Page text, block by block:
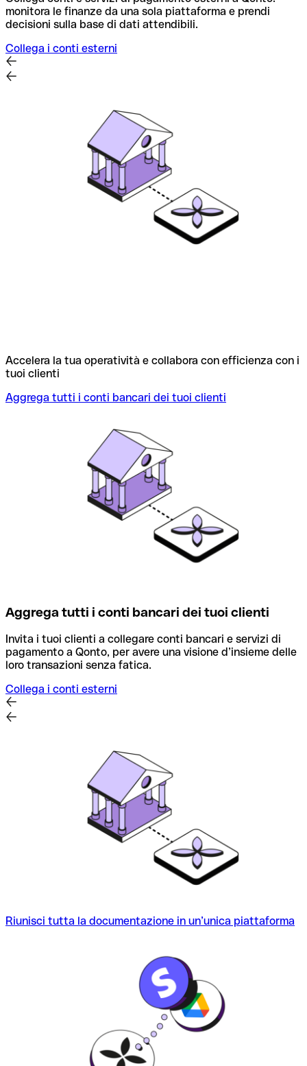
monitora le finanze da una sola piattaforma e prendi
decisioni sulla base di dati attendibili.
Collega i conti esterni
Accelera la tua operatività e collabora con efficienza con i
tuoi clienti
Aggrega tutti i conti bancari dei tuoi clienti
Aggrega tutti i conti bancari dei tuoi clienti
Invita i tuoi clienti a collegare conti bancari e servizi di
pagamento a Qonto, per avere una visione d’insieme delle
loro transazioni senza fatica.
Collega i conti esterni
Riunisci tutta la documentazione in un’unica piattaforma